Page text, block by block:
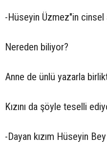
-Hüseyin Üzmez"in
Nereden biliyor?
Anne de ünlü yazarla
Kızını da şöyle teselli
-Dayan kızım Hüseyin